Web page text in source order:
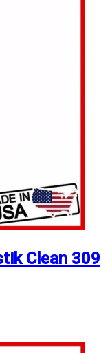
Clean 309